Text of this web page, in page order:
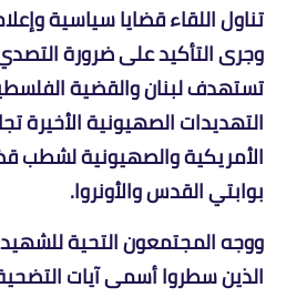
تناول اللقاء قضايا سياسية
وجرى التأكيد على ضرورة
تستهدف لبنان والقضية
التهديدات الصهيونية الأخيرة
الأمريكية والصهيونية لشطب
بوابتي القدس والأونروا.
ووجه المجتمعون التحية للشهيد
الذين سطروا أسمى آيات